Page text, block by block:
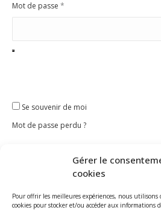
Gérer le
cookies
Pour offrir les meilleures expériences, nous utilisons
cookies pour stocker et/ou accéder aux informations
Mot de passe *
Se souvenir de moi
Mot de passe perdu ?
Main Road © 2020 - Designed